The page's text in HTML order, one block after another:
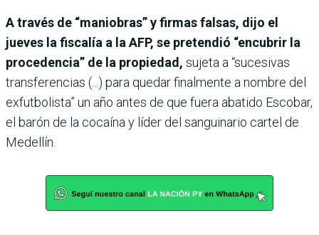
A través de “maniobras” y firmas falsas, dijo el
jueves la fiscalía a la AFP, se pretendió “encubrir la
procedencia” de la propiedad, sujeta a “sucesivas
transferencias (...) para quedar finalmente a nombre del
exfutbolista” un año antes de que fuera abatido Escobar,
el barón de la cocaína y líder del sanguinario cartel de
Medellín.